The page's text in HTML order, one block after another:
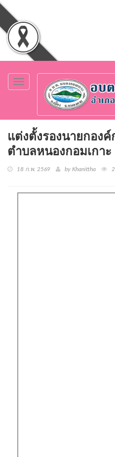
Toggle
navigation
แต่งตั้งรองนายกอง
ตำบลหนองกอมเกา
18 ก.พ. 2569 by Khanittha